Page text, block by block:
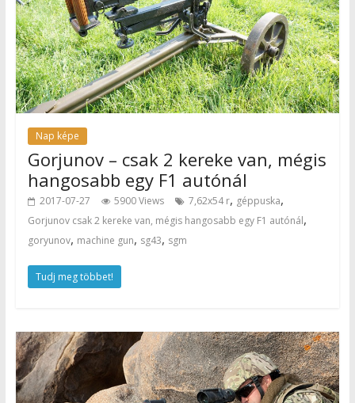
Nap képe
Gorjunov – csak 2 kereke van, mégis
hangosabb egy F1 autónál
2017-07-27 5900 Views 7,62x54 r, géppuska,
Gorjunov csak 2 kereke van, mégis hangosabb egy F1 autónál,
goryunov, machine gun, sg43, sgm
Tudj meg többet!